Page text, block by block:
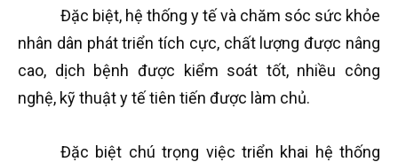
Đặc biệt, hệ thống y tế và chăm sóc sức khỏe
nhân dân phát triển tích cực, chất lượng được nâng
cao, dịch bệnh được kiểm soát tốt, nhiều công
nghệ, kỹ thuật y tế tiên tiến được làm chủ.
Đặc biệt chú trọng việc triển khai hệ thống